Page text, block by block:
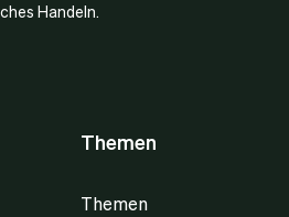
Handeln.
Themen
Themen